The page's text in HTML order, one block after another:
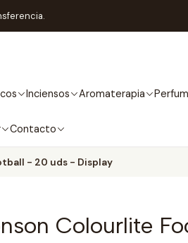
Inciensos Aromaterapia
Contacto
- 20 uds - Display
Colourlite